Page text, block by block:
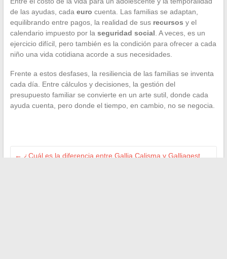
de las ayudas, cada euro cuenta. Las familias se adaptan,
equilibrando entre pagos, la realidad de sus recursos y el
calendario impuesto por la seguridad social . A veces, es un
ejercicio difícil, pero también es la condición para ofrecer a cada
niño una vida cotidiana acorde a sus necesidades.
Frente a estos desfases, la resiliencia de las familias se inventa
cada día. Entre cálculos y decisiones, la gestión del
presupuesto familiar se convierte en un arte sutil, donde cada
ayuda cuenta, pero donde el tiempo, en cambio, no se negocia.
← ¿Cuál es la diferencia entre Gallia Calisma y Galliagest